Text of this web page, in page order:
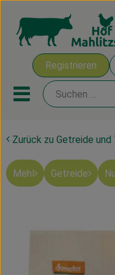
Registrieren
Mobiles
Ökokisten
Mahlitzscher
Ökokisten
Obst & Gemüse
Zurück zu Getreide
Mehl Getreide